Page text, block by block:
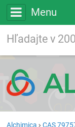
Menu
Alchimica
CAS